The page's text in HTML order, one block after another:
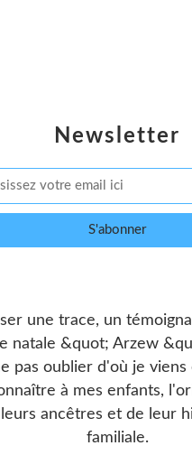
Newsletter
une trace, un
natale &quot; Arzew
pas oublier d'où je viens
à mes enfants,
leurs ancêtres et de leur
familiale.